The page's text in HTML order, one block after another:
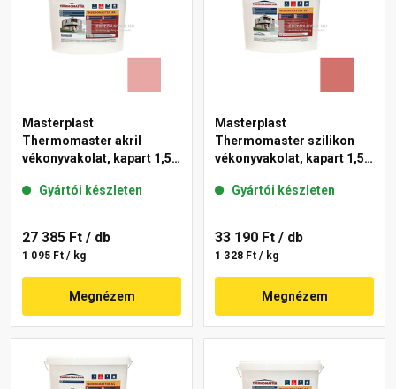
Masterplast
Thermomaster akril
vékonyvakolat, kapart 1,5
Gyártói készleten
27 385 Ft / db
1 095 Ft / kg
Megnézem
Masterplast
Thermomaster szilikon
vékonyvakolat, kapart 1,5
Gyártói készleten
33 190 Ft / db
1 328 Ft / kg
Megnézem